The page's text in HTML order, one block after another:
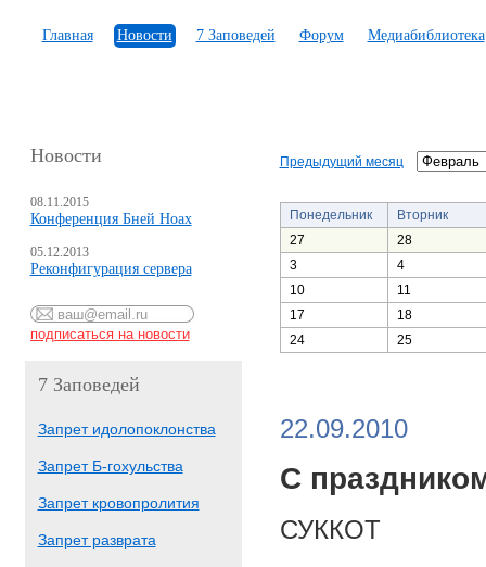
Главная Новости 7 Заповедей Форум Медиабиблиотека
Новости
08.11.2015
Конференция Бней Ноах
05.12.2013
Реконфигурация сервера
7 Заповедей
Запрет идолопоклонства
Запрет Б-гохульства
Запрет кровопролития
Запрет разврата
Предыдущий месяц
Понедельник
Вторник
27
28
3
4
10
11
17
18
24
25
22.09.2010
С
СУККОТ